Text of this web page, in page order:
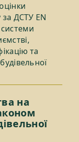
за ДСТУ EN
та
на